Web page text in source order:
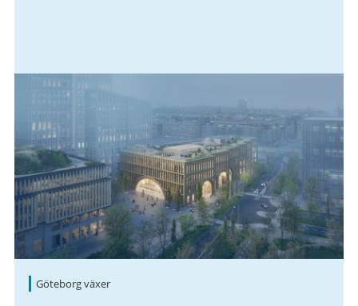
Göteborg växer